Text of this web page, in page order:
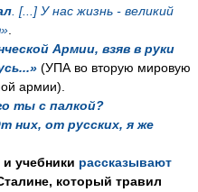
. [...] У нас жизнь - великий
»
Армии, взяв в руки
(УПА во вторую мировую
армии).
ты с палкой?
них, от русских, я же
учебники рассказывают
который травил